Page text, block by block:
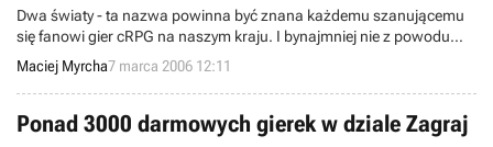
Dwa światy - ta nazwa powinna być znana każdemu szanującemu
się fanowi gier cRPG na naszym kraju. I bynajmniej nie z powodu
"reality szoł" o tym samym tytule. Po pierwsze, Two World to
przedstawiciel wspomnianego gatunku, a po drugie jego twórcy to
Polacy z krwi i kości, developerzy skupieni pod szyldem Reality
Pump, odpowiedzialni m.in. za popularną serię Earth.
Maciej Myrcha7 marca 2006 12:11
Ponad 3000 darmowych gierek w dziale Zagraj